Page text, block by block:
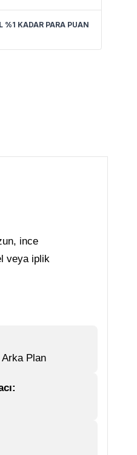
Florida In
Canlı Bitki
TL
%1 KADAR PARA PUAN
ince
veya iplik
Plan